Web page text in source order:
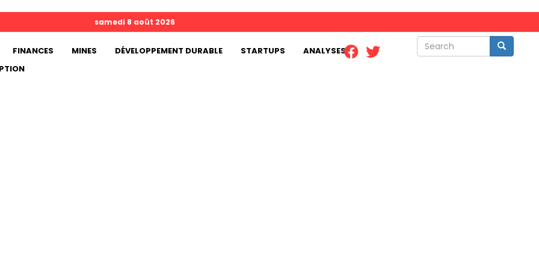
Search Search
samedi 8 août 2026
FINANCES MINES DÉVELOPPEMENT DURABLE STARTUPS
ANALYSES